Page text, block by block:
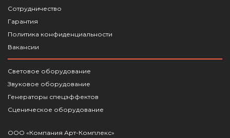
Сотрудничество
Гарантия
Политика конфиденциальности
Вакансии
Световое оборудование
Звуковое оборудование
Генераторы спецэффектов
Сценическое оборудование
ООО «Компания Арт-Комплекс»